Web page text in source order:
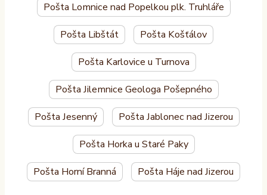
Pošta Lomnice nad Popelkou plk. Truhláře
Pošta Libštát Pošta Košťálov
Pošta Karlovice u Turnova
Pošta Jilemnice Geologa Pošepného
Pošta Jesenný Pošta Jablonec nad Jizerou
Pošta Horka u Staré Paky
Pošta Horní Branná Pošta Háje nad Jizerou